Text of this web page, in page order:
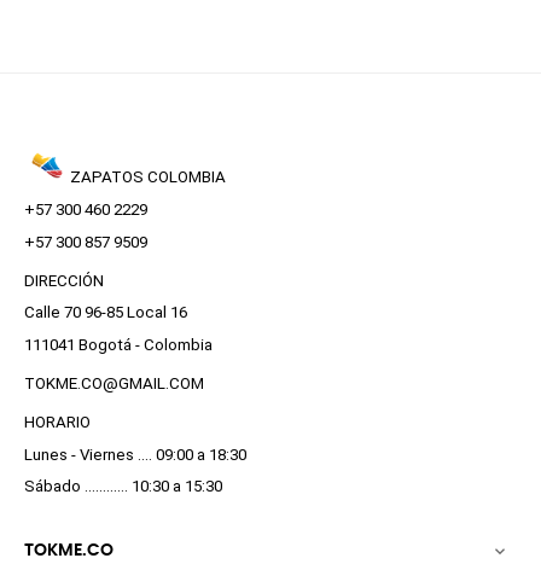
ZAPATOS COLOMBIA
+57 300 460 2229
+57 300 857 9509
DIRECCIÓN
Calle 70 96-85 Local 16
111041 Bogotá - Colombia
TOKME.CO@GMAIL.COM
HORARIO
Lunes - Viernes .... 09:00 a 18:30
Sábado ............ 10:30 a 15:30
TOKME.CO 